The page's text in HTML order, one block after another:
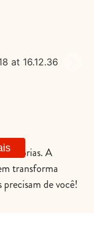
histórias. A
transforma
precisam de você!